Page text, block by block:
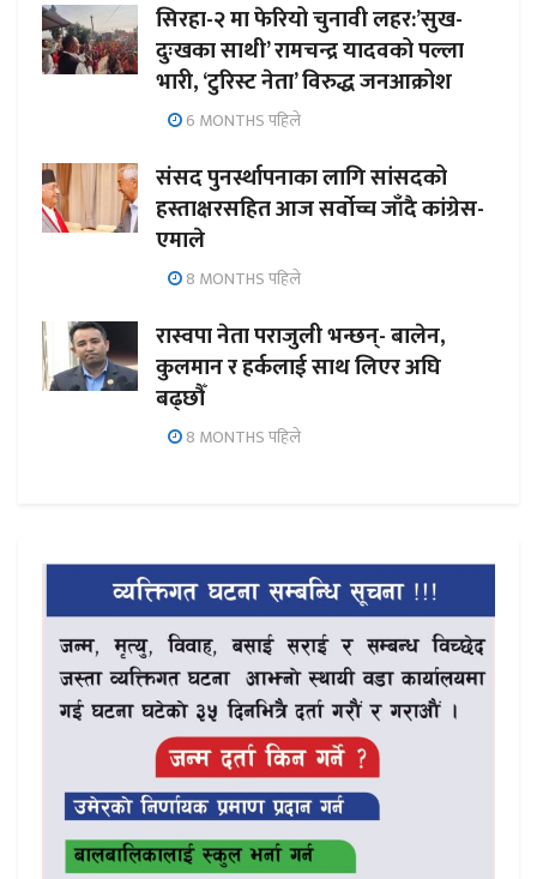
सिरहा-२ मा फेरियो चुनावी लहर:’सुख-
दुःखका साथी’ रामचन्द्र यादवको पल्ला
भारी, ‘टुरिस्ट नेता’ विरुद्ध जनआक्रोश
6 MONTHS पहिले
संसद पुनर्स्थापनाका लागि सांसदको
हस्ताक्षरसहित आज सर्वोच्च जाँदै कांग्रेस-
एमाले
8 MONTHS पहिले
रास्वपा नेता पराजुली भन्छन्- बालेन,
कुलमान र हर्कलाई साथ लिएर अघि
बढ्छौँ
8 MONTHS पहिले